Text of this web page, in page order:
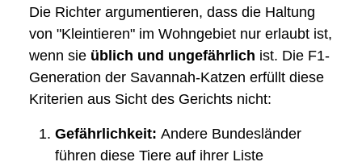
Die Richter argumentieren, dass die Haltung
von "Kleintieren" im Wohngebiet nur erlaubt ist,
wenn sie üblich und ungefährlich ist. Die F1-
Generation der Savannah-Katzen erfüllt diese
Kriterien aus Sicht des Gerichts nicht:
Gefährlichkeit: Andere Bundesländer
führen diese Tiere auf ihrer Liste